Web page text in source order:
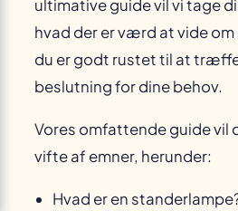
ultimative guide vil vi tage
hvad der er værd at vide
du er godt rustet til at
beslutning for dine behov.
Vores omfattende guide vil
vifte af emner, herunder:
Hvad er en